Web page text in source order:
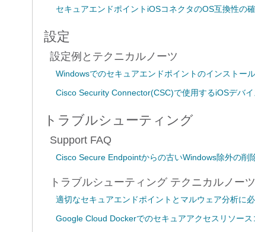
セキュアエンドポイントiOSコネクタのOS互換性の
設定
設定例とテクニカルノーツ
Windowsでのセキュアエンドポイントのインストー
Cisco Security Connector(CSC)で使用するiOSデバ
トラブルシューティング
Support FAQ
Cisco Secure Endpointからの古いWindows除外の削
トラブルシューティング テクニカルノーツ
適切なセキュアエンドポイントとマルウェア分析に
Google Cloud Dockerでのセキュアアクセスリソー